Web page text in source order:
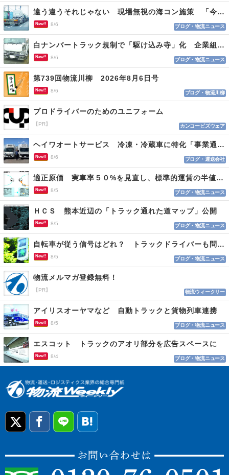
違う違うそれじゃない 現場無視の海コン施策 「今でも平均２～３時間は待つ」
New!! 8/6 ブログ・物流ニュース
白ナンバートラック規制で「駆け込み寺」化 企業組合が入会基準を見直しへ
New!! 8/6 ブログ・物流ニュース
第739回物流川柳 2026年8月6日号
New!! 8/6 ブログ・物流川柳
プロドライバーのためのユニフォーム
【PR】 カンコービズウェア
ヘイワオートサービス 冷凍・冷蔵車に特化「事業通じ貢献目指す」
New!! 8/6 ブログ・運送会社
適正原価 実車率５０%を見直し、標準的運賃の半値の恐れも
New!! 8/5 ブログ・物流ニュース
ＨＣＳ 熊本近辺の「トラック通れた道マップ」公開
New!! 8/5 ブログ・物流ニュース
自転車が従う信号はどれ？ トラックドライバーも問われる認識
New!! 8/5 ブログ・物流ニュース
物流メルマガ登録無料！
【PR】 物流ウィークリー
アイリスオーヤマなど 自動トラックと貨物列車連携
New!! 8/5 ブログ・物流ニュース
エスコット トラックのアオリ部分を広告スペースに
New!! 8/4 ブログ・物流ニュース